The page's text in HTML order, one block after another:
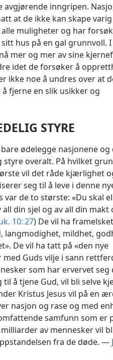
avgjørende inngripen.
at de ikke kan skape
muligheter og har
hus på en gal grunnvoll. I
mer og mer av sine
idet de forsøker å
ikke noe å undres over at
fjerne en slik usikker og
STYRE
ødelegge nasjonene og
overalt. På hvilket
vil det råde kjærlighet
seg til å leve i denne
var de to største: «Du skal
din sjel og av all din makt
10: 27) De vil ha
langmodighet, mildhet,
De vil ha tatt på «den nye
Guds vilje i sann
som har ervervet seg
å tjene Gud, vil bli selve
Kristus Jesus vil på en
nasjon og rase og med
samfunn som er
av mennesker vil
fra de døde. —